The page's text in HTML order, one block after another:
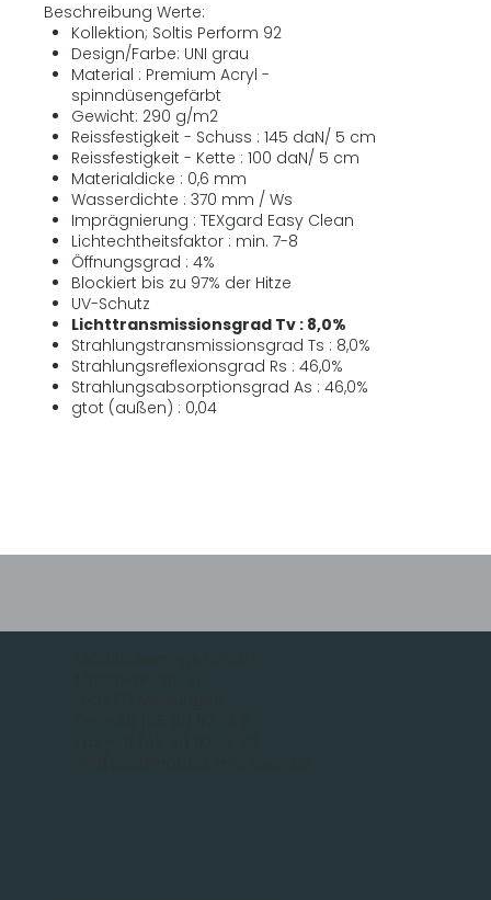
Beschreibung Werte:
Kollektion; Soltis Perform 92
Design/Farbe: UNI grau
Material : Premium Acryl -
spinndüsengefärbt
Gewicht: 290 g/m2
Reissfestigkeit - Schuss : 145 daN/ 5 cm
Reissfestigkeit - Kette : 100 daN/ 5 cm
Materialdicke : 0,6 mm
Wasserdichte : 370 mm / Ws
Imprägnierung : TEXgard Easy Clean
Lichtechtheitsfaktor : min. 7-8
Öffnungsgrad : 4%
Blockiert bis zu 97% der Hitze
UV-Schutz
Lichttransmissionsgrad Tv : 8,0%
Strahlungstransmissionsgrad Ts : 8,0%
Strahlungsreflexionsgrad Rs : 46,0%
Strahlungsabsorptionsgrad As : 46,0%
gtot (außen) : 0,04